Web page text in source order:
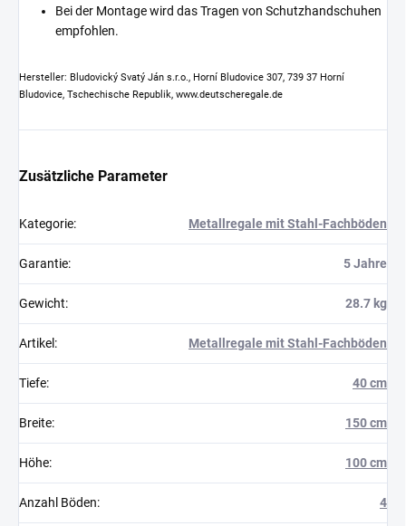
Bei der Montage wird das Tragen von Schutzhandschuhen
empfohlen.
Hersteller: Bludovický Svatý Ján s.r.o., Horní Bludovice 307, 739 37 Horní
Bludovice, Tschechische Republik, www.deutscheregale.de
Zusätzliche Parameter
Kategorie: Metallregale mit Stahl-Fachböden
Garantie: 5 Jahre
Gewicht: 28.7 kg
Artikel : Metallregale mit Stahl-Fachböden
Tiefe: 40 cm
Breite: 150 cm
Höhe: 100 cm
Anzahl Böden: 4